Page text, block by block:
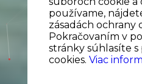
používame,
zásadách ochrany
Pokračovaním v
stránky súhlasíte
cookies. Viac